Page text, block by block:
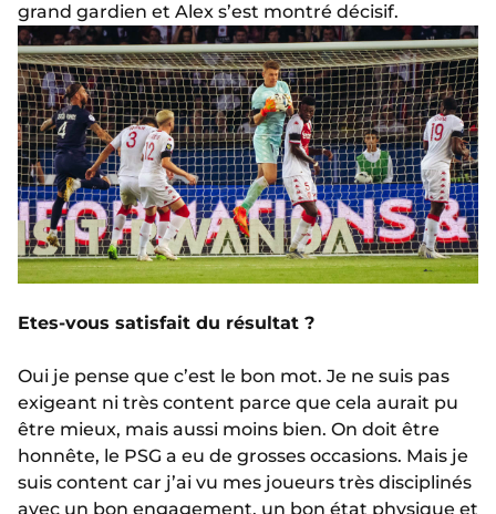
grand gardien et Alex s’est montré décisif.
Etes-vous satisfait du résultat ?
Oui je pense que c’est le bon mot. Je ne suis pas
exigeant ni très content parce que cela aurait pu
être mieux, mais aussi moins bien. On doit être
honnête, le PSG a eu de grosses occasions. Mais je
suis content car j’ai vu mes joueurs très disciplinés
avec un bon engagement, un bon état physique et